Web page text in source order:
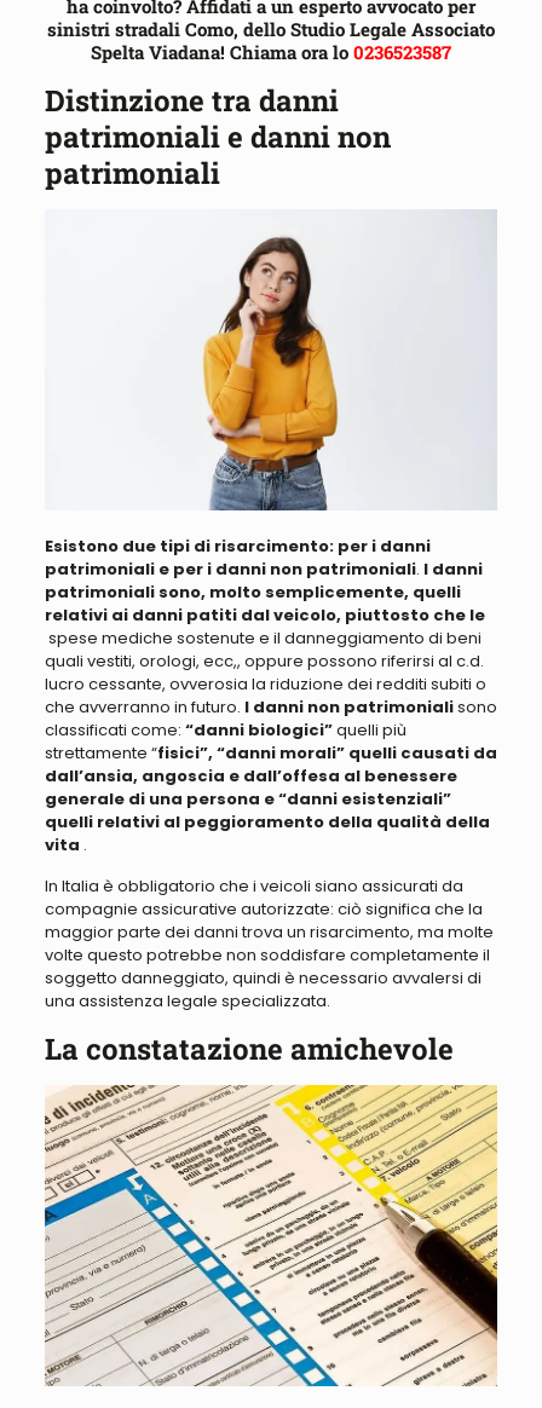
ha coinvolto? Affidati a un esperto avvocato per
sinistri stradali Como, dello Studio Legale Associato
Spelta Viadana! Chiama ora lo 0236523587
Distinzione tra danni
patrimoniali e danni non
patrimoniali
Esistono due tipi di risarcimento: peri danni
patrimoniali e peri danni non patrimoniali. I danni
patrimoniali sono, molto semplicemente, quelli
relativi ai danni patiti dal veicolo, piuttosto che le
spese mediche sostenute e il danneggiamento di beni
quali vestiti, orologi, ecc,, oppure possono riferirsi al c.d.
lucro cessante, ovverosia la riduzione dei redditi subiti o
che avverranno in futuro. I danni non patrimonialisono
classificati come: “danni biologici”quelli più
strettamente “fisici”, “danni morali” quelli causati da
dall’ansia, angoscia e dall’offesa al benessere
generale di una persona e “danni esistenziali”
quelli relativi al peggioramento della qualità della
vita .
In Italia è obbligatorio che i veicoli siano assicurati da
compagnie assicurative autorizzate: ciò significa che la
maggior parte dei danni trova un risarcimento, ma molte
volte questo potrebbe non soddisfare completamente il
soggetto danneggiato, quindi è necessario avvalersi di
una assistenza legale specializzata.
La constatazione amichevole